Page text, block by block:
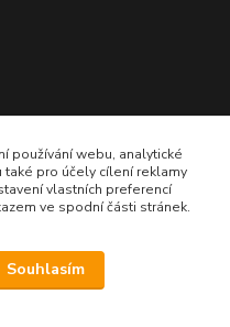
Všechna práva vyhrazena.
či dalšího zpřístupňování článků,
používání webu, analytické
pro účely cílení reklamy
vlastních preferencí
ve spodní části stránek.
Souhlasím